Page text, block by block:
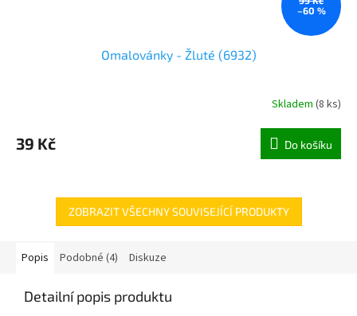
–60 %
Omalovánky - Žluté (6932)
Skladem (8 ks)
39 Kč Do košíku
ZOBRAZIT VŠECHNY SOUVISEJÍCÍ PRODUKTY
Popis Podobné (4) Diskuze
Detailní popis produktu